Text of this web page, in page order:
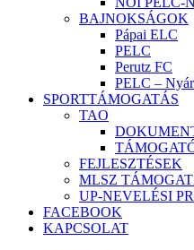
BAJNOKSÁGOK
Pápai ELC
PELC
Perutz FC
PELC –
SPORTTÁMOGATÁS
TAO
FEJLESZTÉSEK
MLSZ
UP-NEVELÉSI
FACEBOOK
KAPCSOLAT